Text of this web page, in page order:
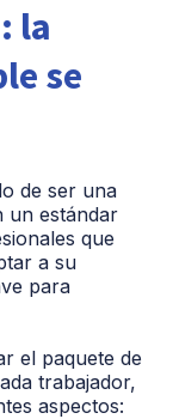
la
se
de ser una
un estándar
que
a su
para
el paquete de
trabajador,
aspectos: